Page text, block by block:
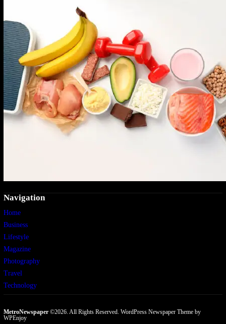
Navigation
Home
Business
Lifestyle
Magazine
Photography
Travel
Technology
MetroNewspaper©2026. All Rights Reserved. WordPress Newspaper Themeby
WPEnjoy